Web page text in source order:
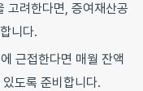
려한다면, 증여재산공
니다.
근접한다면 매월 잔액
도록 준비합니다.